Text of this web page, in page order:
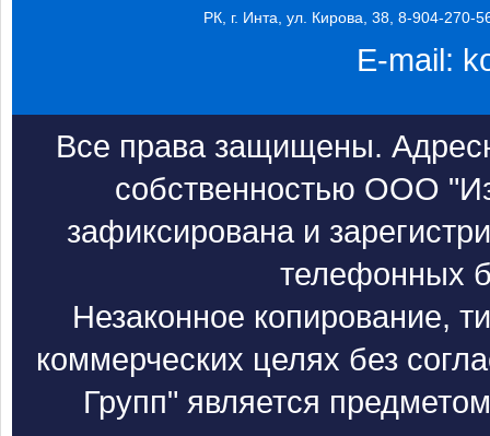
РК, г. Инта, ул. Кирова, 38, 8-904-270-
E-mail:
Все права защищены.
собственностью ООО
зафиксирована и
телефонных
Незаконное копирование,
коммерческих целях без
Групп" является